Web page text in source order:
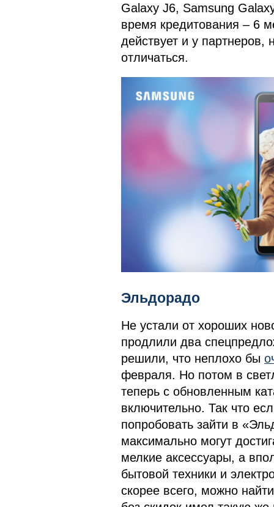
Galaxy J6, Samsung
время кредитования – 6
действует и у
отличаться.
Эльдорадо
Не устали от хороших
продлили два
решили, что неплохо бы
февраля. Но потом в
теперь с обновленным
включительно. Так что
попробовать зайти в
максимально могут
мелкие аксессуары, а
бытовой техники и
скорее всего, можно